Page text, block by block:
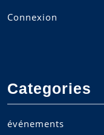
Connexion
Categories
événements